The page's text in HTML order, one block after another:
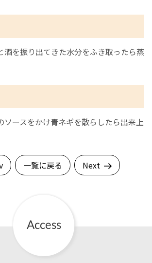
酒を振り出てきた水分をふき取ったら蒸
ースをかけ青ネギを散らしたら出来上
一覧に戻る Next